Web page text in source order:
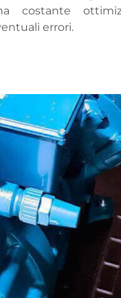
costante
errori.